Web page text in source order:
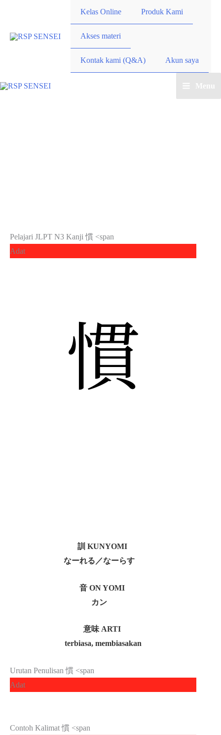
konten
Kelas Online Produk Kami
Akses materi
Kontak kami (Q&A) Akun saya
Main
Menu
Pelajari JLPT N3 Kanji 慣 <span
Adat
慣
訓 KUNYOMI
なーれる／なーらす
音 ON YOMI
カン
意味 ARTI
terbiasa, membiasakan
Urutan Penulisan 慣 <span
Adat
Contoh Kalimat 慣 <span